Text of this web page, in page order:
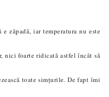
e zăpadă, iar temperatura nu este
nici foarte ridicatăastfel încât să
toate simțurile. De fapt îmi